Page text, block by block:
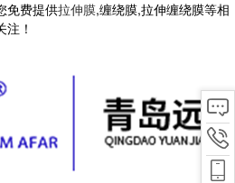
免费提供拉伸膜,缠绕膜,拉伸缠绕膜等相
！